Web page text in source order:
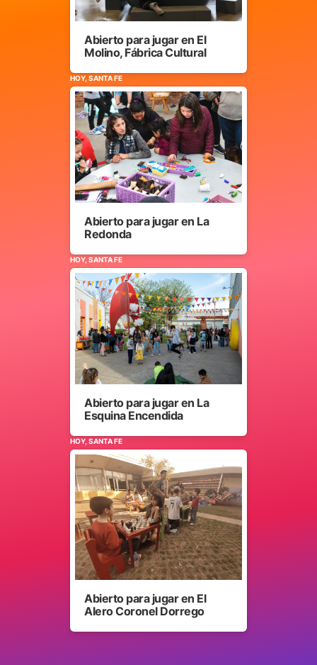
Abierto para jugar en El
Molino, Fábrica Cultural
HOY, SANTA FE
Abierto para jugar en La
Redonda
HOY, SANTA FE
Abierto para jugar en La
Esquina Encendida
HOY, SANTA FE
Abierto para jugar en El
Alero Coronel Dorrego